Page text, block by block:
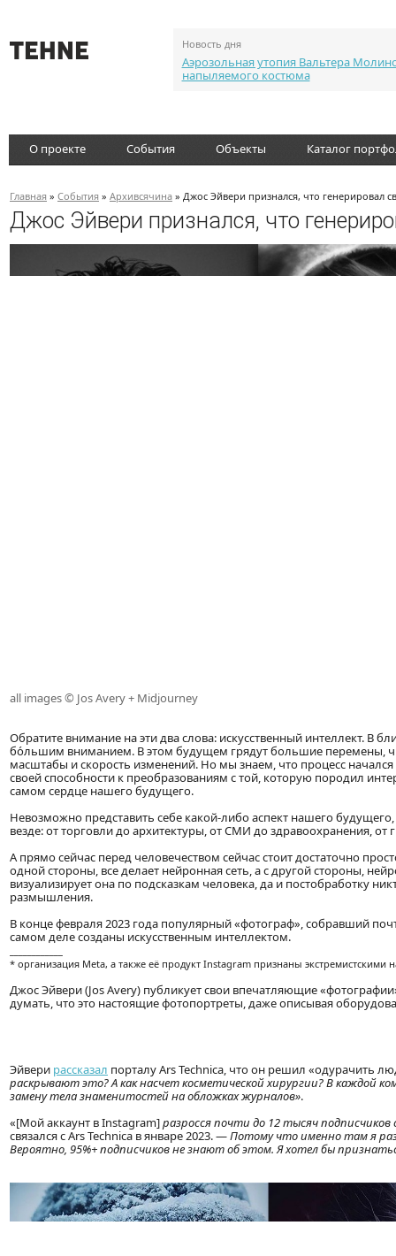
Новость дня
Аэрозольная утопия Вальтера
напыляемого костюма
О проекте События Объекты Каталог
Главная » События » Архивсячина » Джос Эйвери признался, что генерировал
Джос Эйвери признался, что
all images © Jos Avery + Midjourney
Обратите внимание на эти два слова: искусственный интеллект.
бо́льшим вниманием. В этом будущем грядут большие перемены,
масштабы и скорость изменений. Но мы знаем, что процесс
своей способности к преобразованиям с той, которую породил
самом сердце нашего будущего.
Невозможно представить себе какой-либо аспект нашего
везде: от торговли до архитектуры, от СМИ до здравоохранения, от
А прямо сейчас перед человечеством сейчас стоит достаточно
одной стороны, все делает нейронная сеть, а с другой стороны,
визуализирует она по подсказкам человека, да и постобработку
размышления.
В конце февраля 2023 года популярный «фотограф», собравший
самом деле созданы искусственным интеллектом.
* организация Meta, а также её продукт Instagram признаны экстремистскими
Джос Эйвери (Jos Avery) публикует свои впечатляющие
думать, что это настоящие фотопортреты, даже описывая
Эйвери рассказал порталу Ars Technica, что он решил «одурачить
раскрывают это? А как насчет косметической хирургии? В каждой
замену тела знаменитостей на обложках журналов».
«[Мой аккаунт в Instagram]разросся почти до 12 тысяч
связался с Ars Technica в январе 2023. —Потому что именно там я
Вероятно, 95%+ подписчиков не знают об этом. Я хотел бы